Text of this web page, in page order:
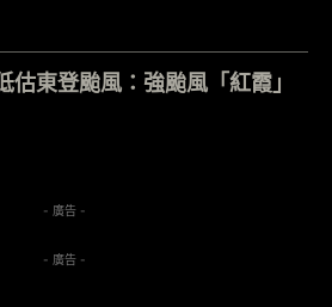
估東登颱風：強颱風「紅霞」
- 廣告 -
- 廣告 -